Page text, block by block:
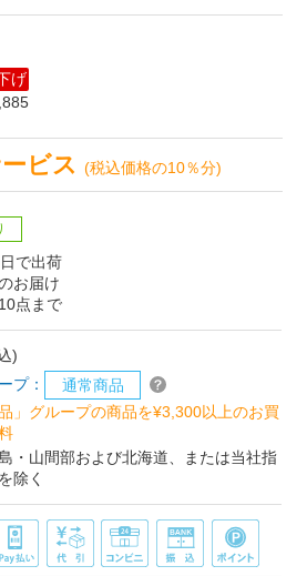
げ
ービス(税込価格の10％分)
で出荷
お届け
点まで
)
プ：
通常商品
品」グループの商品を¥3,300以上のお買
・山間部および北海道、または当社指
除く